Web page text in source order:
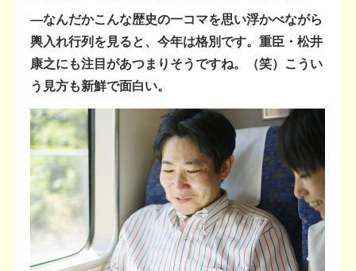
―なんだかこんな歴史の一コマを思い浮かべながら
輿入れ行列を見ると、今年は格別です。重臣・松井
康之にも注目があつまりそうですね。（笑）こうい
う見方も新鮮で面白い。